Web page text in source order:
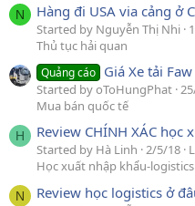
N Hàng đi USA via cảng ở
Started by Nguyễn Thị Nhi
Thủ tục hải quan
Quảng cáo Giá Xe tải
Started by oToHungPhat
Mua bán quốc tế
H Review CHÍNH XÁC học
Started by Hà Linh 2/5/18
Học xuất nhập khẩu-logistics
N Review học logistics ở